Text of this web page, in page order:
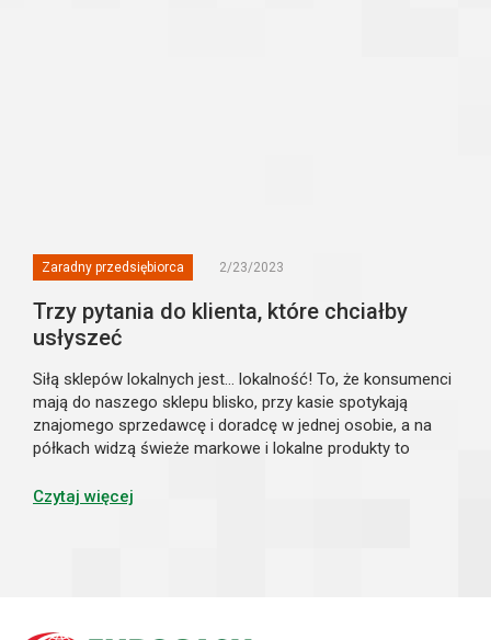
Zaradny przedsiębiorca 2/23/2023
Trzy pytania do klienta, które chciałby
usłyszeć
Siłą sklepów lokalnych jest… lokalność! To, że konsumenci
mają do naszego sklepu blisko, przy kasie spotykają
znajomego sprzedawcę i doradcę w jednej osobie, a na
półkach widzą świeże markowe i lokalne produkty to
sprawą prof...
Czytaj więcej